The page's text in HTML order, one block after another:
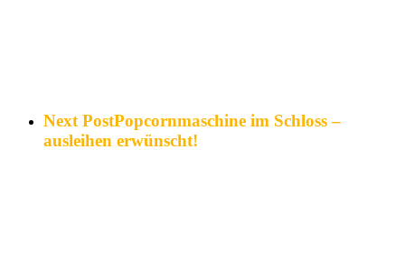
Next PostPopcornmaschine im Schloss –
ausleihen erwünscht!